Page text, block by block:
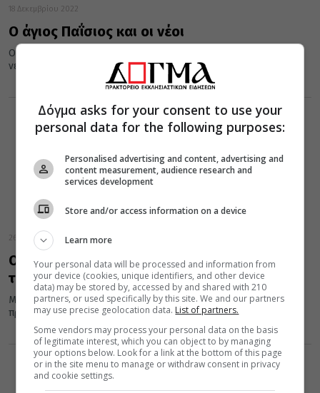
18 Δεκεμβρίου 2022
Ο άγιος Παΐσιος και οι νέοι
Ο Γέροντας Παΐσιος είχε ιδιαίτερη πνευματική σχέση με τους
νέους.
26 Νοεμβρίου 2022
Ο Νέας Ιωνίας Γαβριήλ συναντά τους νέους
της Μητροπόλεως
Με τους νέους της Μητρόπολης Νέας Ιωνίας θα συναντηθεί την
προσεχή Δευτέρα ο Μητροπολίτης Νέας Ιωνίας Γαβριήλ.
Δόγμα asks for your consent to use your
personal data for the following purposes:
Personalised advertising and content, advertising and
content measurement, audience research and
services development
Store and/or access information on a device
Learn more
Your personal data will be processed and information from
your device (cookies, unique identifiers, and other device
data) may be stored by, accessed by and shared with 210
partners, or used specifically by this site. We and our partners
may use precise geolocation data. List of partners.
Some vendors may process your personal data on the basis
of legitimate interest, which you can object to by managing
your options below. Look for a link at the bottom of this page
or in the site menu to manage or withdraw consent in privacy
and cookie settings.